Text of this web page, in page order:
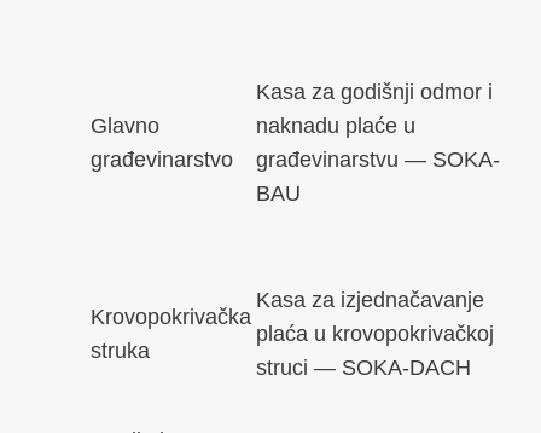
Glavno
građevinarstvo
Kasa za godišnji odmor i
naknadu plaće u
građevinarstvu — SOKA-
BAU
Krovopokrivačka
struka
Kasa za izjednačavanje
plaća u krovopokrivačkoj
struci — SOKA-DACH